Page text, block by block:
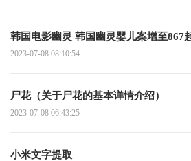
韩国电影幽灵 韩国幽灵婴儿案增至867
2023-07-08 08:10:54
尸花（关于尸花的基本详情介绍）
2023-07-08 06:43:25
小米文字提取